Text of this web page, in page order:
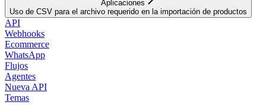
Aplicaciones
Uso de CSV para el archivo requerido en la importación de productos
API
Webhooks
Ecommerce
WhatsApp
Flujos
Agentes
Nueva API
Temas